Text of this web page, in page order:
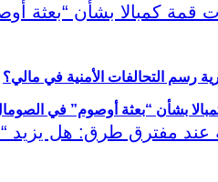
رسم التحالفات الأمنية في مالي؟